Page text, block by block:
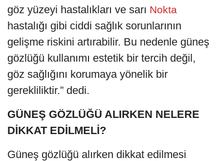
göz yüzeyi hastalıkları ve sarı Nokta
hastalığı gibi ciddi sağlık sorunlarının
gelişme riskini artırabilir. Bu nedenle güneş
gözlüğü kullanımı estetik bir tercih değil,
göz sağlığını korumaya yönelik bir
gerekliliktir.” dedi.
GÜNEŞ GÖZLÜĞÜ ALIRKEN NELERE
DİKKAT EDİLMELİ?
Güneş gözlüğü alırken dikkat edilmesi